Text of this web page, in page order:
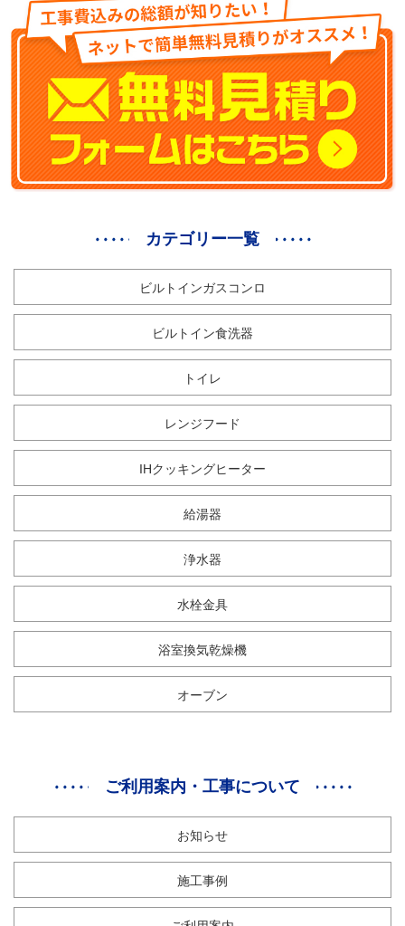
カテゴリー一覧
ビルトインガスコンロ
ビルトイン食洗器
トイレ
レンジフード
IHクッキングヒーター
給湯器
浄水器
水栓金具
浴室換気乾燥機
オーブン
ご利用案内・工事について
お知らせ
施工事例